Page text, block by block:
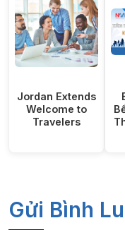
Jordan Extends
Welcome to
Travelers
Gửi Bình